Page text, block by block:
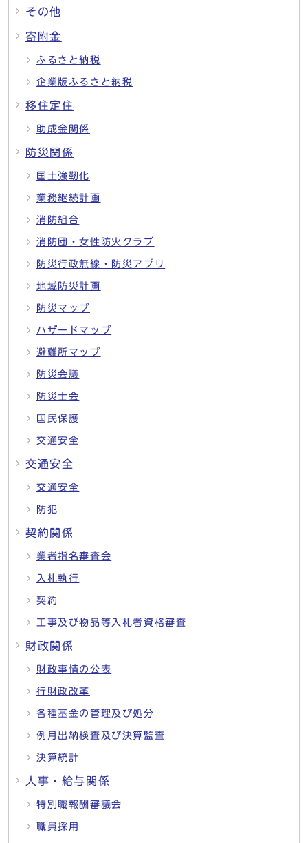
その他
寄附金
ふるさと納税
企業版ふるさと納税
移住定住
助成金関係
防災関係
国土強靭化
業務継続計画
消防組合
消防団・女性防火クラブ
防災行政無線・防災アプリ
地域防災計画
防災マップ
ハザードマップ
避難所マップ
防災会議
防災士会
国民保護
交通安全
交通安全
交通安全
防犯
契約関係
業者指名審査会
入札執行
契約
工事及び物品等入札者資格審査
財政関係
財政事情の公表
行財政改革
各種基金の管理及び処分
例月出納検査及び決算監査
決算統計
人事・給与関係
特別職報酬審議会
職員採用